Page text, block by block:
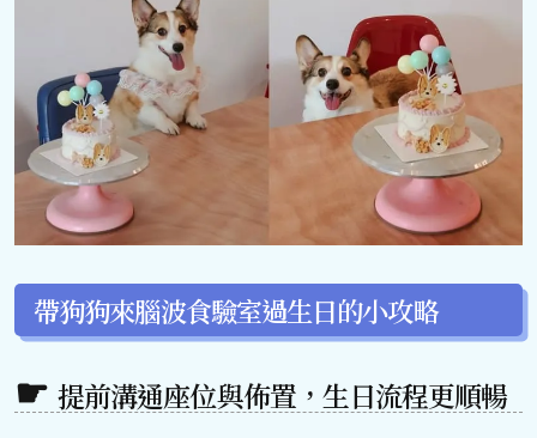
帶狗狗來腦波食驗室過生日的小攻略
提前溝通座位與佈置，生日流程更順暢